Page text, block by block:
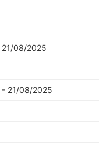
21/08/2025
- 21/08/2025